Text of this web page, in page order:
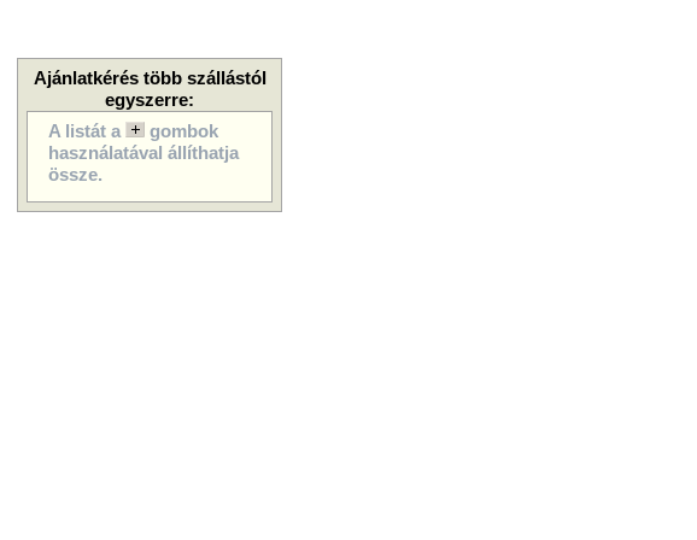
Ajánlatkérés több szállástól
egyszerre:
A listát a
gombok
használatával állíthatja
össze.